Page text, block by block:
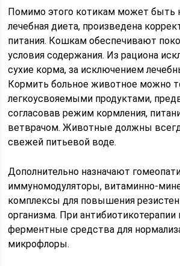
Помимо этого котикам может быть
лечебная диета, произведена
питания. Кошкам обеспечивают
условия содержания. Из рациона
сухие корма, за исключением
Кормить больное животное можно
легкоусвояемыми продуктами,
согласовав режим кормления,
ветврачом. Животные должны
свежей питьевой воде.
Дополнительно назначают
иммуномодуляторы, витаминно-
комплексы для повышения
организма. При
ферментные средства для
микрофлоры.